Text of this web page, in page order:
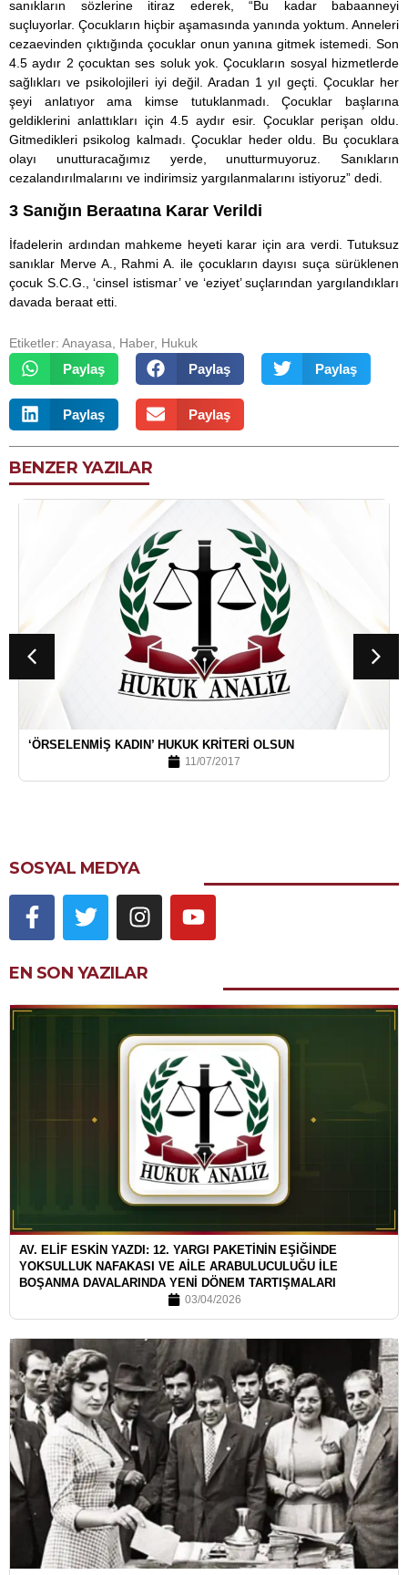
sanıkların sözlerine itiraz ederek, “Bu kadar babaanneyi
suçluyorlar. Çocukların hiçbir aşamasında yanında yoktum. Anneleri
cezaevinden çıktığında çocuklar onun yanına gitmek istemedi. Son
4.5 aydır 2 çocuktan ses soluk yok. Çocukların sosyal hizmetlerde
sağlıkları ve psikolojileri iyi değil. Aradan 1 yıl geçti. Çocuklar her
şeyi anlatıyor ama kimse tutuklanmadı. Çocuklar başlarına
geldiklerini anlattıkları için 4.5 aydır esir. Çocuklar perişan oldu.
Gitmedikleri psikolog kalmadı. Çocuklar heder oldu. Bu çocuklara
olayı unutturacağımız yerde, unutturmuyoruz. Sanıkların
cezalandırılmalarını ve indirimsiz yargılanmalarını istiyoruz” dedi.
3 Sanığın Beraatına Karar Verildi
İfadelerin ardından mahkeme heyeti karar için ara verdi. Tutuksuz
sanıklar Merve A., Rahmi A. ile çocukların dayısı suça sürüklenen
çocuk S.C.G., ‘cinsel istismar’ ve ‘eziyet’ suçlarından yargılandıkları
davada beraat etti.
Etiketler: Anayasa Haber, Hukuk
Paylaş Paylaş Paylaş
Paylaş Paylaş
BENZER YAZILAR
‘ÖRSELENMIŞ KADIN’ HUKUK KRITERI OLSUN
11/07/2017
SOSYAL MEDYA
EN SON YAZILAR
AV. ELİF ESKİN YAZDI: 12. YARGI PAKETİNİN EŞİĞİNDE
YOKSULLUK NAFAKASI VE AİLE ARABULUCULUĞU İLE
BOŞANMA DAVALARINDA YENİ DÖNEM TARTIŞMALARI
03/04/2026